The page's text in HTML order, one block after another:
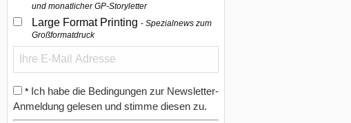
und monatlicher GP-Storyletter
Large Format Printing Spezialnews zum
Großformatdruck
* Ich habe die Bedingungen zur Newsletter-
Anmeldung gelesen und stimme diesen zu.